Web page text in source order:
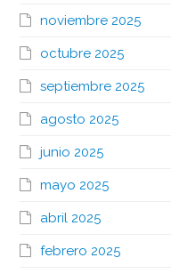
noviembre 2025
octubre 2025
septiembre 2025
agosto 2025
junio 2025
mayo 2025
abril 2025
febrero 2025